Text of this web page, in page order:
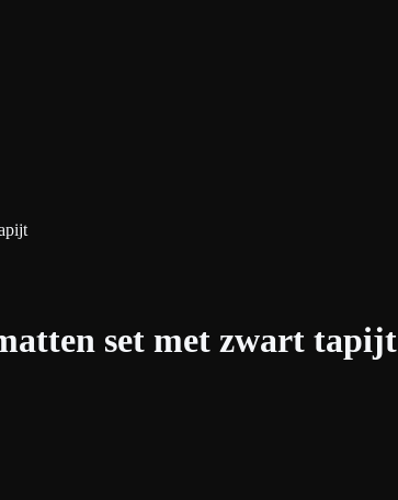
set met zwart tapijt